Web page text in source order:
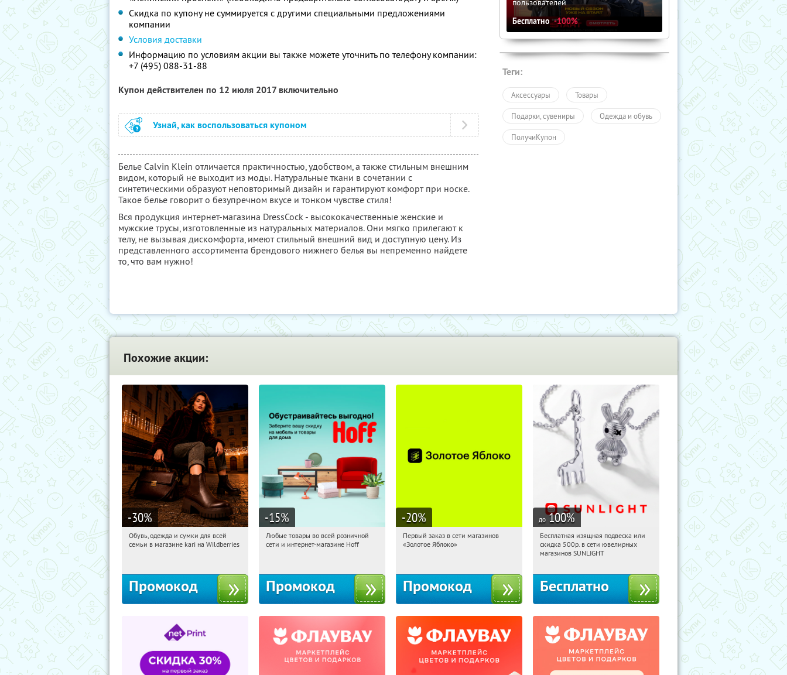
Скидка по купону не суммируется с другими специальными предложениями
компании
Условия доставки
Информацию по условиям акции вы также можете уточнить по телефону компании:
+7 (495) 088-31-88
Купон действителен по 12 июля 2017 включительно
Узнай, как воспользоваться купоном
Белье Calvin Klein отличается практичностью, удобством, а также стильным внешним
видом, который не выходит из моды. Натуральные ткани в сочетании с
синтетическими образуют неповторимый дизайн и гарантируют комфорт при носке.
Такое белье говорит о безупречном вкусе и тонком чувстве стиля!
Вся продукция интернет-магазина DressCock - высококачественные женские и
мужские трусы, изготовленные из натуральных материалов. Они мягко прилегают к
телу, не вызывая дискомфорта, имеют стильный внешний вид и доступную цену. Из
представленного ассортимента брендового нижнего белья вы непременно найдете
то, что вам нужно!
пользователей
Бесплатно -100%
Теги:
Аксессуары Товары
Подарки, сувениры Одежда и обувь
ПолучиКупон
Похожие акции:
-30%
15:50:13 Получили:
Обувь, одежда и сумки для всей
семьи в магазине kari на Wildberries
Промокод
-15%
15:50:13 Получили:
Любые товары во всей розничной
сети и интернет-магазине Hoff
Промокод
-20%
15:50:13
Получи первым!
Первый заказ в сети магазинов
«Золотое Яблоко»
Промокод
до 100%
15:50:13 Получили:
Россия
Бесплатная изящная подвеска или
скидка 500р. в сети ювелирных
магазинов SUNLIGHT
Бесплатно